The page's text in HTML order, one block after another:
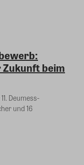
Zukunft beim
Deumess-
und 16